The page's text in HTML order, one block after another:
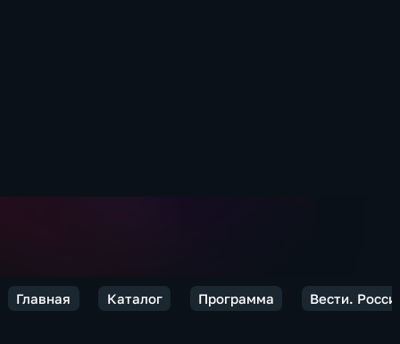
Главная Каталог Программа Вести.